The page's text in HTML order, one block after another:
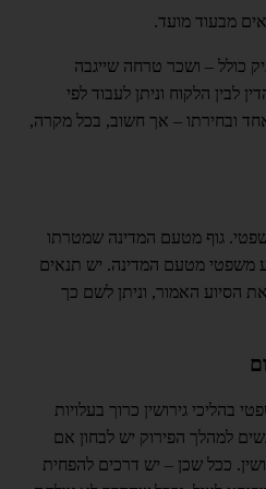
מבעוד מועד.
כולל – ושכר טרחה שייגבה
לבין הלקוח וניתן לעבוד לפי
ובחירתו – אך חשוב, בכל מקרה,
גוף מטעם המדינה שמטרתו
משפטי מטעם המדינה. יש תנאים
הסיוע האמור, וניתן לשם כך
בהליכי גירושין כרוך בעלויות
למהלך הפירוק יש לבחון אם
ככל שכן – יש דרכים להפחית